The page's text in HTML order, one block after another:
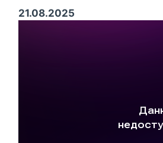
21.08.2025